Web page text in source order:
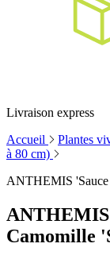
Livraison express
Accueil
Plantes
à 80 cm)
ANTHEMIS
Camomille